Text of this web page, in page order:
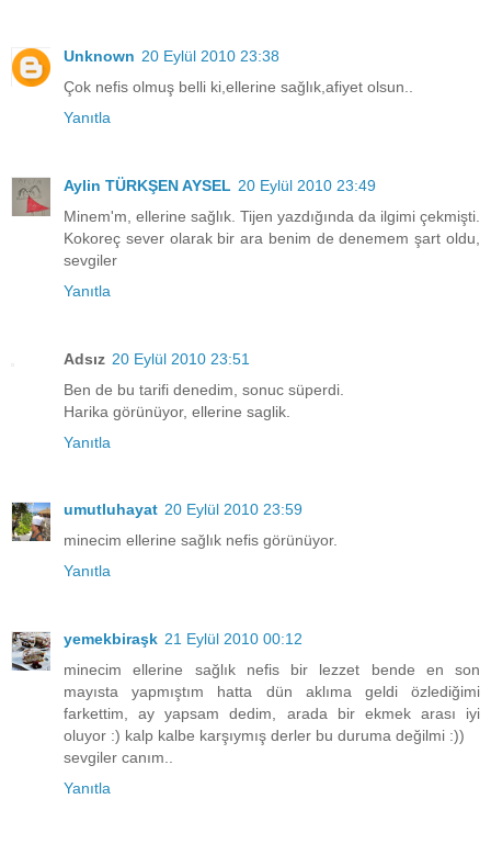
Unknown 20 Eylül 2010 23:38
Çok nefis olmuş belli ki,ellerine sağlık,afiyet olsun..
Yanıtla
Aylin TÜRKŞEN AYSEL 20 Eylül 2010 23:49
Minem'm, ellerine sağlık. Tijen yazdığında da ilgimi çekmişti.
Kokoreç sever olarak bir ara benim de denemem şart oldu,
sevgiler
Yanıtla
Adsız 20 Eylül 2010 23:51
Ben de bu tarifi denedim, sonuc süperdi.
Harika görünüyor, ellerine saglik.
Yanıtla
umutluhayat 20 Eylül 2010 23:59
minecim ellerine sağlık nefis görünüyor.
Yanıtla
yemekbiraşk 21 Eylül 2010 00:12
minecim ellerine sağlık nefis bir lezzet bende en son
mayısta yapmıştım hatta dün aklıma geldi özlediğimi
farkettim, ay yapsam dedim, arada bir ekmek arası iyi
oluyor :) kalp kalbe karşıymış derler bu duruma değilmi :))
sevgiler canım..
Yanıtla